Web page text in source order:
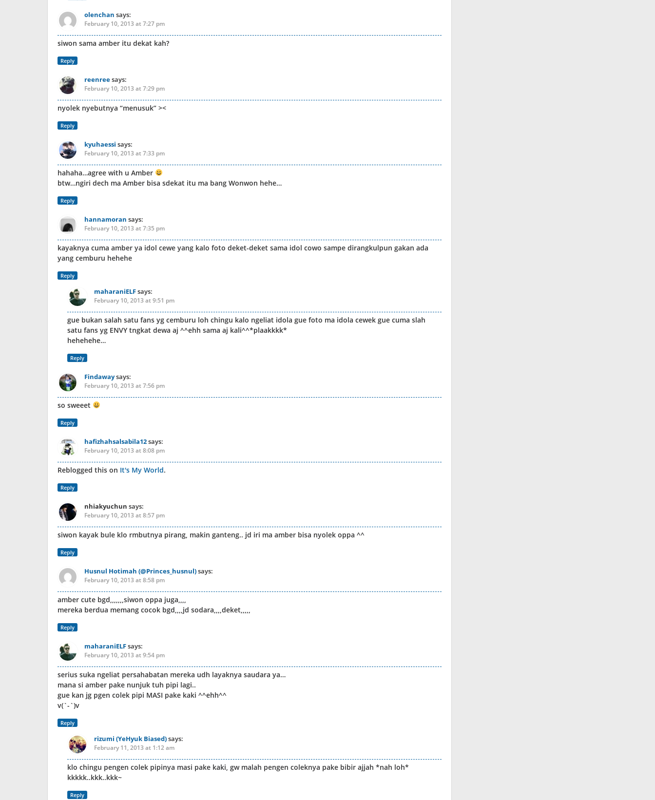
olenchan says:
February 10, 2013 at 7:27 pm
siwon sama amber itu dekat kah?
Reply
reenreesays:
February 10, 2013 at 7:29 pm
nyolek nyebutnya “menusuk” ><
Reply
kyuhaessi says:
February 10, 2013 at 7:33 pm
hahaha…agree with u Amber
btw…ngiri dech ma Amber bisa sdekat itu ma bang Wonwon hehe…
Reply
hannamoran says:
February 10, 2013 at 7:35 pm
kayaknya cuma amber ya idol cewe yang kalo foto deket-deket sama idol cowo sampe dirangkulpun gakan ada
yang cemburu hehehe
Reply
maharaniELFsays:
February 10, 2013 at 9:51 pm
gue bukan salah satu fans yg cemburu loh chingu kalo ngeliat idola gue foto ma idola cewek gue cuma slah
satu fans yg ENVY tngkat dewa aj ^^ehh sama aj kali^^*plaakkkk*
hehehehe…
Reply
Findawaysays:
February 10, 2013 at 7:56 pm
so sweeet
Reply
hafizhahsalsabila12says:
February 10, 2013 at 8:08 pm
Reblogged this on It's My World.
Reply
nhiakyuchun says:
February 10, 2013 at 8:57 pm
siwon kayak bule klo rmbutnya pirang, makin ganteng.. jd iri ma amber bisa nyolek oppa ^^
Reply
Husnul Hotimah (@Princes_husnul)says:
February 10, 2013 at 8:58 pm
amber cute bgd,,,,,,,siwon oppa juga,,,,
mereka berdua memang cocok bgd,,,,jd sodara,,,,deket,,,,,
Reply
maharaniELFsays:
February 10, 2013 at 9:54 pm
serius suka ngeliat persahabatan mereka udh layaknya saudara ya…
mana si amber pake nunjuk tuh pipi lagi..
gue kan jg pgen colek pipi MASI pake kaki ^^ehh^^
v(`-`)v
Reply
rizumi (YeHyuk Biased)says:
February 11, 2013 at 1:12 am
klo chingu pengen colek pipinya masi pake kaki, gw malah pengen coleknya pake bibir ajjah *nah loh*
kkkkk..kkk..kkk~
Reply